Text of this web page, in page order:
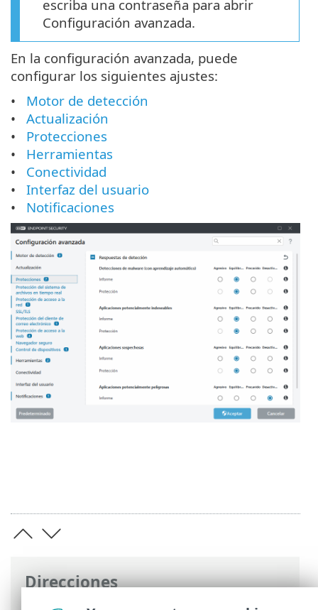
Direcciones
escriba una contraseña para abrir
Configuración avanzada.
En la configuración avanzada, puede
configurar los siguientes ajustes:
Motor de detección
Actualización
Protecciones
Herramientas
Conectividad
Interfaz del usuario
Notificaciones